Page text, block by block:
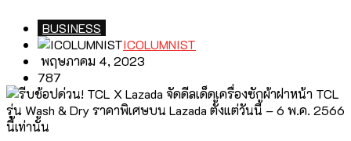
BUSINESS
ICOLUMNIST
พฤษภาคม 4, 2023
787